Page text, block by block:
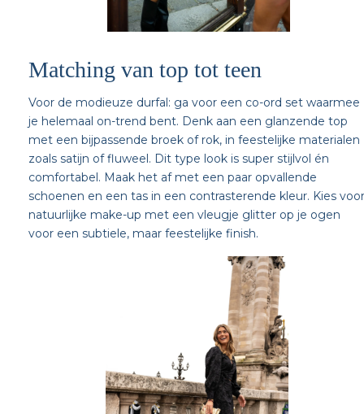
Matching van top tot teen
Voor de modieuze durfal: ga voor een co-ord set waarmee
je helemaal on-trend bent. Denk aan een glanzende top
met een bijpassende broek of rok, in feestelijke materialen
zoals satijn of fluweel. Dit type look is super stijlvol én
comfortabel. Maak het af met een paar opvallende
schoenen en een tas in een contrasterende kleur. Kies voor
natuurlijke make-up met een vleugje glitter op je ogen
voor een subtiele, maar feestelijke finish.